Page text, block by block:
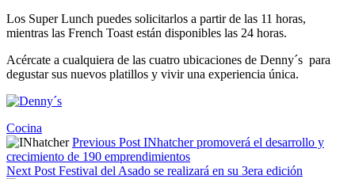
Los Super Lunch puedes solicitarlos a partir de las 11 horas,
mientras las French Toast están disponibles las 24 horas.
Acércate a cualquiera de las cuatro ubicaciones de Denny´s para
degustar sus nuevos platillos y vivir una experiencia única.
Tags:
Cocina
Previous Post INhatcher promoverá el desarrollo y
crecimiento de 190 emprendimientos
Next Post Festival del Asado se realizará en su 3era edición